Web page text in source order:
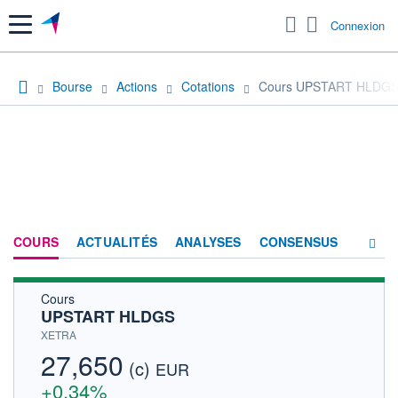
Menu Connexion
Bourse Actions Cotations Cours UPSTART HLDGS
COURS ACTUALITÉS ANALYSES CONSENSUS
Cours
UPSTART HLDGS
XETRA
27,650 (c) EUR
+0,34%